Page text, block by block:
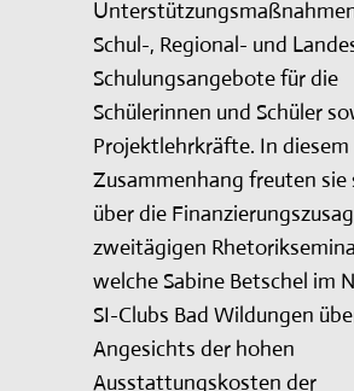
Schul-, Regional- und
Schulungsangebote für die
Schülerinnen und Schüler
Projektlehrkräfte. In diesem
Zusammenhang freuten sie
über die
zweitägigen
welche Sabine Betschel im
SI-Clubs Bad Wildungen
Angesichts der hohen
Ausstattungskosten der